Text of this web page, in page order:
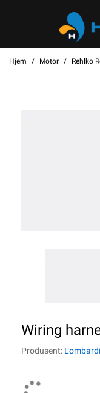
Hjem Motor Rehlko
Wiring
Produsent: